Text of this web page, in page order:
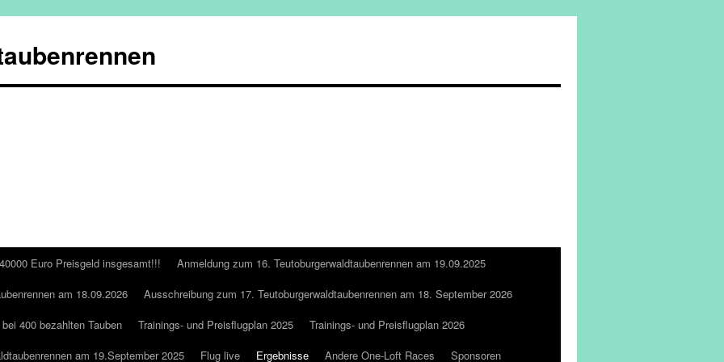
Euro Preisgeld insgesamt!!!
Anmeldung zum 16. Teutoburgerwaldtaubenrennen am 19.09.2025
am 18.09.2026
Ausschreibung zum 17. Teutoburgerwaldtaubenrennen am 18. September 2026
400 bezahlten Tauben Trainings- und Preisflugplan 2025
Trainings- und Preisflugplan 2026
am 19.September 2025
Flug live Ergebnisse Andere One-Loft Races
Sponsoren